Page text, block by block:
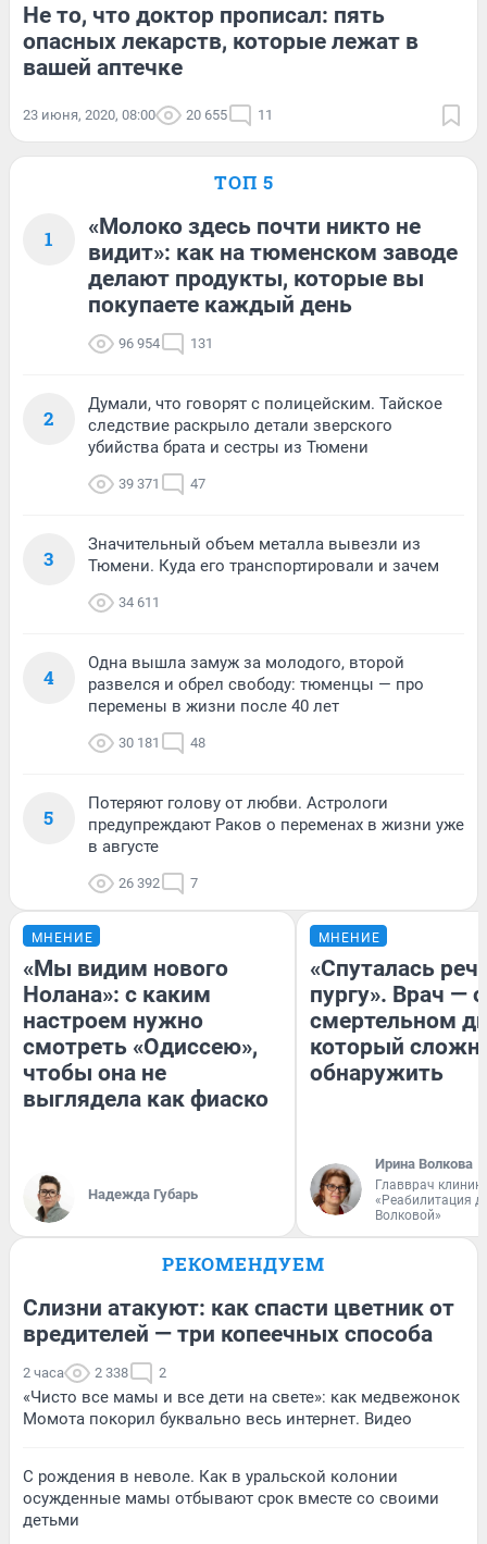
Не то, что доктор прописал: пять
опасных лекарств, которые лежат в
вашей аптечке
23 июня, 2020, 08:00 20 655 11
ТОП 5
1
«Молоко здесь почти никто не
видит»: как на тюменском заводе
делают продукты, которые вы
покупаете каждый день
96 954 131
2
Думали, что говорят с полицейским. Тайское
следствие раскрыло детали зверского
убийства брата и сестры из Тюмени
39 371 47
3
Значительный объем металла вывезли из
Тюмени. Куда его транспортировали и зачем
34 611
4
Одна вышла замуж за молодого, второй
развелся и обрел свободу: тюменцы — про
перемены в жизни после 40 лет
30 181 48
5
Потеряют голову от любви. Астрологи
предупреждают Раков о переменах в жизни уже
в августе
26 392 7
МНЕНИЕ
«Мы видим нового
Нолана»: с каким
настроем нужно
смотреть «Одиссею»,
чтобы она не
выглядела как фиаско
Надежда Губарь
МНЕНИЕ
«Спуталась
пургу». Врач — о
смертельном
который
обнаружить
Ирина Волкова
Главврач
«Реабилитация
Волковой»
РЕКОМЕНДУЕМ
Слизни атакуют: как спасти цветник от
вредителей — три копеечных способа
2 часа 2 338 2
«Чисто все мамы и все дети на свете»: как медвежонок
Момота покорил буквально весь интернет. Видео
С рождения в неволе. Как в уральской колонии
осужденные мамы отбывают срок вместе со своими
детьми